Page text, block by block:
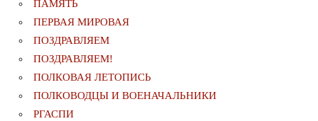
ПАМЯТЬ
ПЕРВАЯ МИРОВАЯ
ПОЗДРАВЛЯЕМ
ПОЗДРАВЛЯЕМ!
ПОЛКОВАЯ ЛЕТОПИСЬ
ПОЛКОВОДЦЫ И ВОЕНАЧАЛЬНИКИ
РГАСПИ